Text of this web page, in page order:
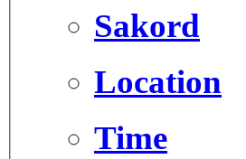
Sakord
Location
Time